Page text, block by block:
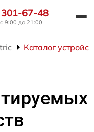
67-48
9:00 до 21:00
Каталог